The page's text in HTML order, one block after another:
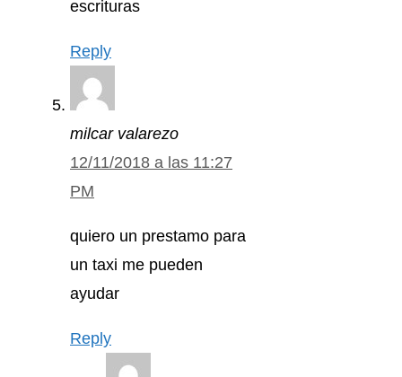
escrituras
Reply
milcar valarezo
12/11/2018 a las 11:27
PM
quiero un prestamo para
un taxi me pueden
ayudar
Reply